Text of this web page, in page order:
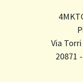
Via
20871